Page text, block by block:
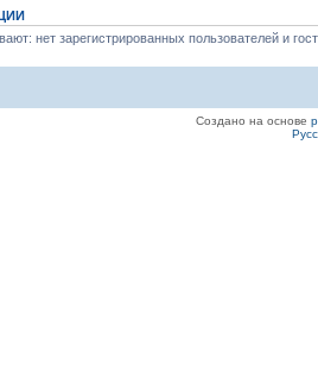
нет зарегистрированных пользователей и
Создано на основе